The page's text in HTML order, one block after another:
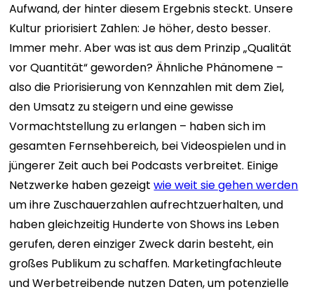
Aufwand, der hinter diesem Ergebnis steckt. Unsere
Kultur priorisiert Zahlen: Je höher, desto besser.
Immer mehr. Aber was ist aus dem Prinzip „Qualität
vor Quantität“ geworden? Ähnliche Phänomene –
also die Priorisierung von Kennzahlen mit dem Ziel,
den Umsatz zu steigern und eine gewisse
Vormachtstellung zu erlangen – haben sich im
gesamten Fernsehbereich, bei Videospielen und in
jüngerer Zeit auch bei Podcasts verbreitet. Einige
Netzwerke haben gezeigtwie weit sie gehen werden
um ihre Zuschauerzahlen aufrechtzuerhalten, und
haben gleichzeitig Hunderte von Shows ins Leben
gerufen, deren einziger Zweck darin besteht, ein
großes Publikum zu schaffen. Marketingfachleute
und Werbetreibende nutzen Daten, um potenzielle